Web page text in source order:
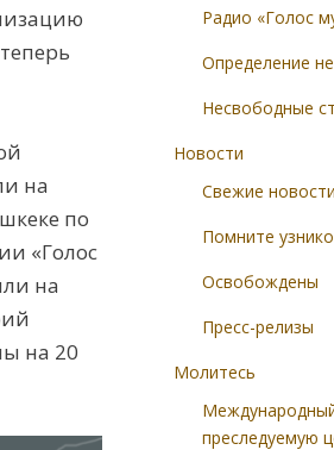
на
по
«Голос
на
на 20
Радио «Голос
Определение
Несвободные
Новости
Свежие новости
Помните
Освобождены
Пресс-релизы
Молитесь
преследуемую